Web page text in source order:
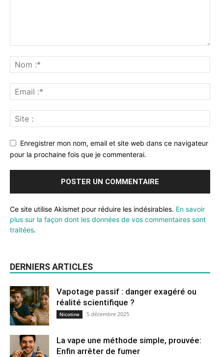
Enregistrer mon nom, email et site web dans ce navigateur
pour la prochaine fois que je commenterai.
Ce site utilise Akismet pour réduire les indésirables. En savoir
plus sur la façon dont les données de vos commentaires sont
traitées.
DERNIERS ARTICLES
Vapotage passif : danger exagéré ou
réalité scientifique ?
Nicotine 5 décembre 2025
La vape une méthode simple, prouvée:
Enfin arrêter de fumer